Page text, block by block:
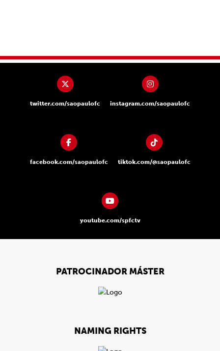
twitter.com/saopaulofc instagram.com/saopaulofc
facebook.com/saopaulofc tiktok.com/@saopaulofc
youtube.com/spfctv
PATROCINADOR MÁSTER
NAMING RIGHTS